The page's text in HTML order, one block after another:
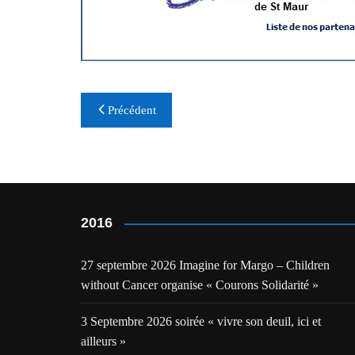
Navigation
de
Précédent
2016
27 septembre 2026 Imagine for Margo – Children
without Cancer organise « Courons Solidarité »
3 Septembre 2026 soirée « vivre son deuil, ici et
ailleurs »